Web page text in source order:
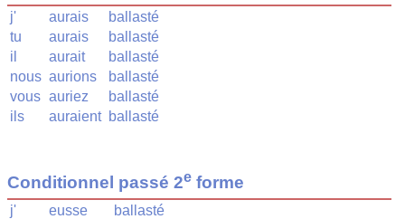
j' aurais
ballasté
tu
aurais
ballasté
il
aurait
ballasté
nous aurions
ballasté
vous auriez
ballasté
ils
auraient ballasté
Conditionnel passé 2e forme
j' eusse
ballasté